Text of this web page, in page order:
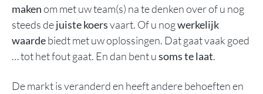
makenom met uw team(s) na te denken over of u nog
steeds dejuiste koersvaart. Of u nogwerkelijk
waardebiedt met uw oplossingen. Dat gaat vaak goed
… tot het fout gaat. En dan bent usoms te laat.
De markt is veranderd en heeft andere behoeften en